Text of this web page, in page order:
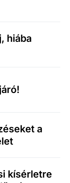
hiába
a
kísérletre